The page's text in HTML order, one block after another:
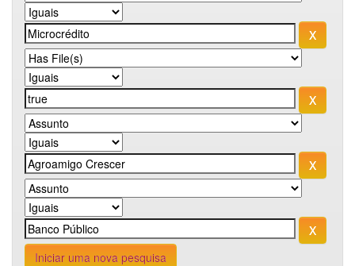
Iniciar uma nova pesquisa